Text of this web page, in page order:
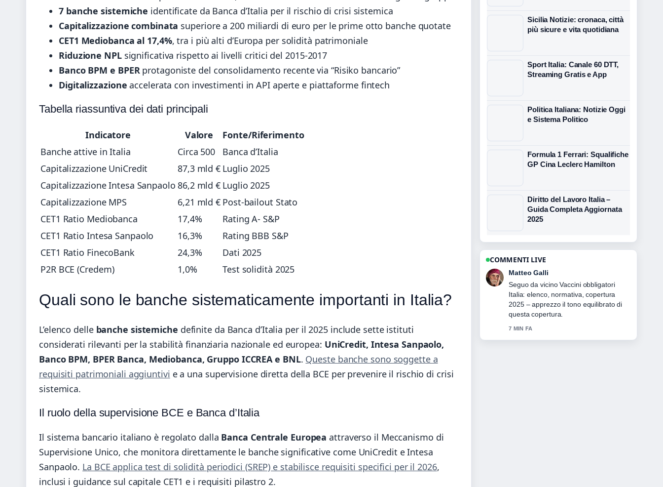
7 banche sistemiche identificate da Banca d’Italia per il rischio di crisi sistemica
Capitalizzazione combinata superiore a 200 miliardi di euro per le prime otto banche quotate
CET1 Mediobanca al 17,4%, tra i più alti d’Europa per solidità patrimoniale
Riduzione NPLsignificativa rispetto ai livelli critici del 2015-2017
Banco BPM e BPERprotagoniste del consolidamento recente via “Risiko bancario”
Digitalizzazione accelerata con investimenti in API aperte e piattaforme fintech
Tabella riassuntiva dei dati principali
Indicatore Valore
Fonte/Riferimento
Banche attive in Italia
Circa 500
Banca d’Italia
Capitalizzazione UniCredit
87,3 mld € Luglio 2025
Capitalizzazione Intesa Sanpaolo 86,2 mld € Luglio 2025
Capitalizzazione MPS
6,21 mld € Post-bailout Stato
CET1 Ratio Mediobanca
17,4%
Rating A- S&P
CET1 Ratio Intesa Sanpaolo
16,3%
Rating BBB S&P
CET1 Ratio FinecoBank
24,3%
Dati 2025
P2R BCE (Credem)
1,0% Test solidità 2025
Quali sono le banche sistematicamente importanti in Italia?
L’elenco delle banche sistemiche definite da Banca d’Italia per il 2025 include sette istituti
considerati rilevanti per la stabilità finanziaria nazionale ed europea: UniCredit, Intesa Sanpaolo,
Banco BPM, BPER Banca, Mediobanca, Gruppo ICCREA e BNL. Queste banche sono soggette a
requisiti patrimoniali aggiuntivi e a una supervisione diretta della BCE per prevenire il rischio di crisi
sistemica.
Il ruolo della supervisione BCE e Banca d’Italia
Il sistema bancario italiano è regolato dalla Banca Centrale Europea attraverso il Meccanismo di
Supervisione Unico, che monitora direttamente le banche significative come UniCredit e Intesa
Sanpaolo. La BCE applica test di solidità periodici (SREP) e stabilisce requisiti specifici per il 2026,
inclusi i guidance sul capitale CET1 e i requisiti pilastro 2.
Sicilia Notizie: cronaca, città
più sicure e vita quotidiana
Sport Italia: Canale 60 DTT,
Streaming Gratis e App
Politica Italiana: Notizie Oggi
e Sistema Politico
Formula 1 Ferrari: Squalifiche
GP Cina Leclerc Hamilton
Diritto del Lavoro Italia –
Guida Completa Aggiornata
2025
COMMENTI LIVE
Chiara Romano
Contesto utile su Sanità pubblica Italia:
come funziona, costi e.... Per favore
continuate ad aggiornare questo live.
9 MIN FA